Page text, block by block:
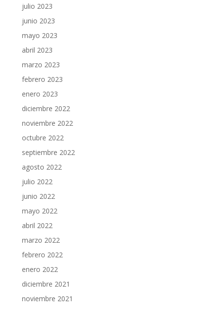
julio 2023
junio 2023
mayo 2023
abril 2023
marzo 2023
febrero 2023
enero 2023
diciembre 2022
noviembre 2022
octubre 2022
septiembre 2022
agosto 2022
julio 2022
junio 2022
mayo 2022
abril 2022
marzo 2022
febrero 2022
enero 2022
diciembre 2021
noviembre 2021